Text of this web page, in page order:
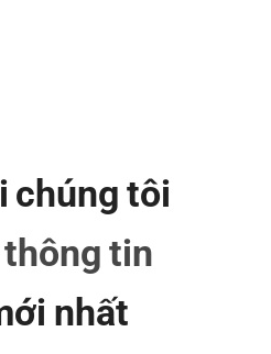
chúng tôi
thông tin
nhất